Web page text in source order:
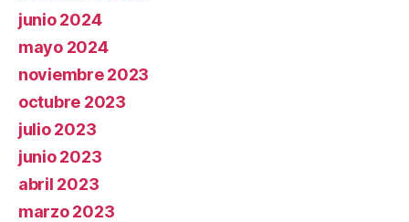
junio 2024
mayo 2024
noviembre 2023
octubre 2023
julio 2023
junio 2023
abril 2023
marzo 2023